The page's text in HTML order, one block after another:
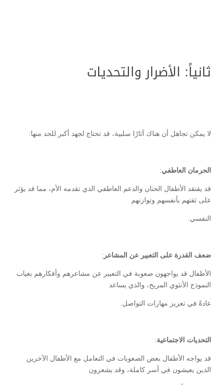
ثانياً: الأضرار والتحديات
لا يمكن تجاهل أن هناك آثارًا سلبية، قد تحتاج لجهد أكبر للحد منها:
الحرمان العاطفي:
قد يفتقد الأطفال الحنان والدعم العاطفي الذي تقدمه الأم، مما قد يؤثر
على ثقتهم بأنفسهم وتوازنهم
النفسي.
ضعف القدرة على التعبير عن المشاعر :
الأطفال قد يواجهون صعوبة في التعبير عن مشاعرهم وأفكارهم بغياب
النموذج الأنثوي المريح، والذي يساعد
عادةً في تعزيز مهارات التواصل.
التحديات الاجتماعية:
قد يواجه الأطفال بعض الصعوبات في التعامل مع الأطفال الآخرين
الذين يعيشون في أسر كاملة، وقد يشعرون